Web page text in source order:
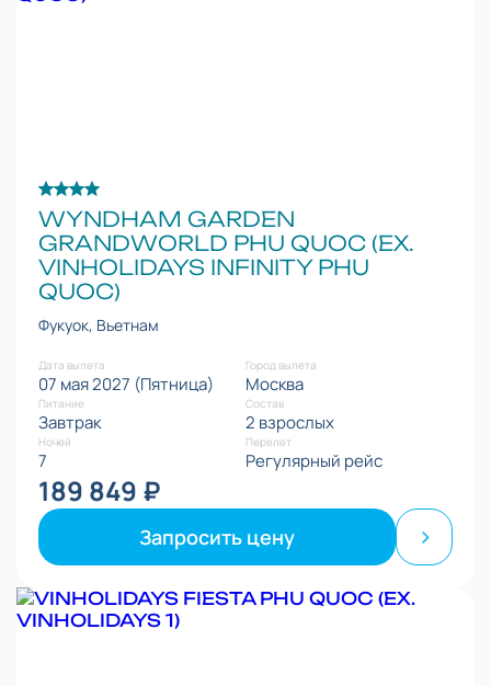
WYNDHAM GARDEN
GRANDWORLD PHU QUOC (EX.
VINHOLIDAYS INFINITY PHU
QUOC)
Фукуок, Вьетнам
Дата вылета
07 мая 2027 (Пятница)
Город вылета
Москва
Питание
Завтрак
Состав
2 взрослых
Ночей
7
Перелет
Регулярный рейс
189 849 ₽
Запросить цену